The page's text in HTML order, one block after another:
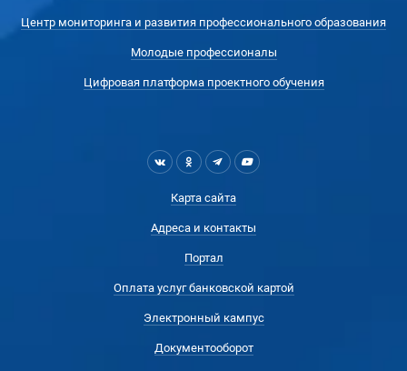
Центр мониторинга и развития профессионального образования
Молодые профессионалы
Цифровая платформа проектного обучения
Карта сайта
Адреса и контакты
Портал
Оплата услуг банковской картой
Электронный кампус
Документооборот